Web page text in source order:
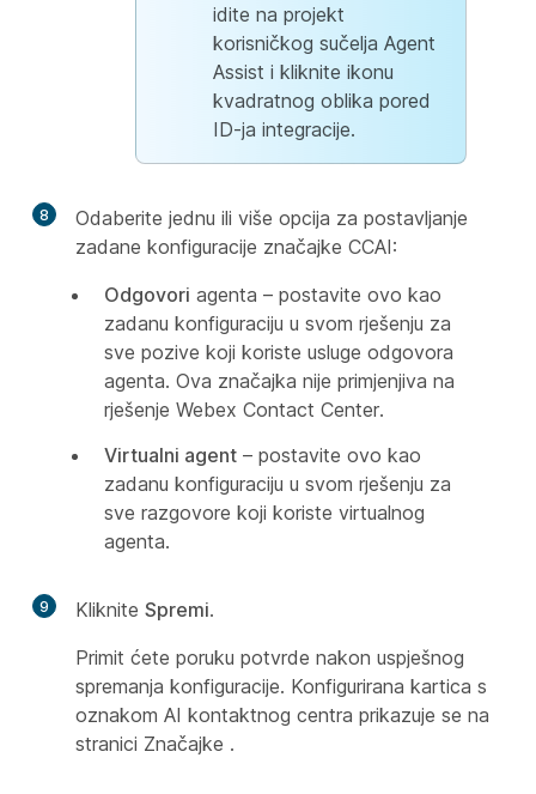
idite na projekt
korisničkog sučelja Agent
Assist i kliknite ikonu
kvadratnog oblika pored
ID-ja integracije.
8
Odaberite jednu ili više opcija za postavljanje
zadane konfiguracije značajke CCAI:
Odgovori agenta – postavite ovo kao
zadanu konfiguraciju u svom rješenju za
sve pozive koji koriste usluge odgovora
agenta. Ova značajka nije primjenjiva na
rješenje Webex Contact Center.
Virtualni agent – postavite ovo kao
zadanu konfiguraciju u svom rješenju za
sve razgovore koji koriste virtualnog
agenta.
9 Kliknite Spremi.
Primit ćete poruku potvrde nakon uspješnog
spremanja konfiguracije. Konfigurirana kartica s
oznakom AI kontaktnog centra prikazuje se na
stranici Značajke .